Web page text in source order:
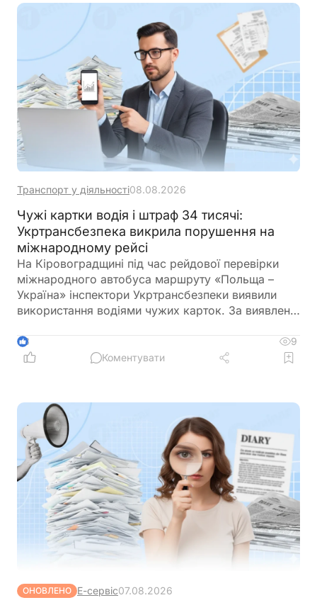
Транспорт у діяльності08.08.2026
Чужі картки водія і штраф 34 тисячі:
Укртрансбезпека викрила порушення на
міжнародному рейсі
На Кіровоградщині під час рейдової перевірки
міжнародного автобуса маршруту «Польща –
Україна» інспектори Укртрансбезпеки виявили
використання водіями чужих карток. За виявлене
34 тис. грн
3
9
Коментувати
ОНОВЛЕНО Е-сервіс07.08.2026